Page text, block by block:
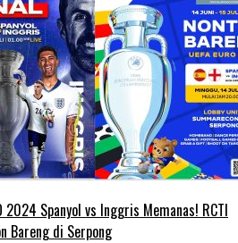
2024 Spanyol vs Inggris Memanas! RCTI
Bareng di Serpong